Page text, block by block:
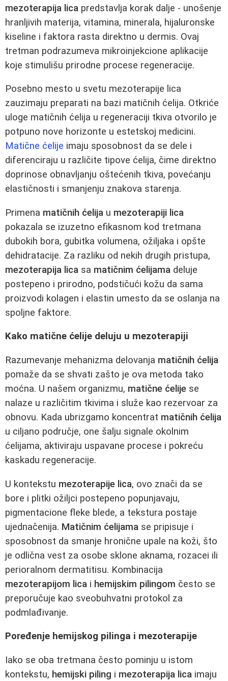
mezoterapija lica predstavlja korak dalje - unošenje
hranljivih materija, vitamina, minerala, hijaluronske
kiseline i faktora rasta direktno u dermis. Ovaj
tretman podrazumeva mikroinjekcione aplikacije
koje stimulišu prirodne procese regeneracije.
Posebno mesto u svetu mezoterapije lica
zauzimaju preparati na bazi matičnih ćelija. Otkriće
uloge matičnih ćelija u regeneraciji tkiva otvorilo je
potpuno nove horizonte u estetskoj medicini.
Matične ćelije imaju sposobnost da se dele i
diferenciraju u različite tipove ćelija, čime direktno
doprinose obnavljanju oštećenih tkiva, povećanju
elastičnosti i smanjenju znakova starenja.
Primena matičnih ćelija u mezoterapiji lica
pokazala se izuzetno efikasnom kod tretmana
dubokih bora, gubitka volumena, ožiljaka i opšte
dehidratacije. Za razliku od nekih drugih pristupa,
mezoterapija lica sa matičnim ćelijama deluje
postepeno i prirodno, podstičući kožu da sama
proizvodi kolagen i elastin umesto da se oslanja na
spoljne faktore.
Kako matične ćelije deluju u mezoterapiji
Razumevanje mehanizma delovanja matičnih ćelija
pomaže da se shvati zašto je ova metoda tako
moćna. U našem organizmu, matične ćelije se
nalaze u različitim tkivima i služe kao rezervoar za
obnovu. Kada ubrizgamo koncentrat matičnih ćelija
u ciljano područje, one šalju signale okolnim
ćelijama, aktiviraju uspavane procese i pokreću
kaskadu regeneracije.
U kontekstu mezoterapije lica, ovo znači da se
bore i plitki ožiljci postepeno popunjavaju,
pigmentacione fleke blede, a tekstura postaje
ujednačenija. Matičnim ćelijama se pripisuje i
sposobnost da smanje hronične upale na koži, što
je odlična vest za osobe sklone aknama, rozacei ili
perioralnom dermatitisu. Kombinacija
mezoterapijom lica i hemijskim pilingom često se
preporučuje kao sveobuhvatni protokol za
podmlađivanje.
Poređenje hemijskog pilinga i mezoterapije
Iako se oba tretmana često pominju u istom
kontekstu, hemijski piling i mezoterapija lica imaju